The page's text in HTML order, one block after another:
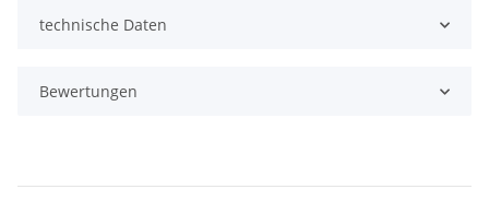
technische Daten
Bewertungen